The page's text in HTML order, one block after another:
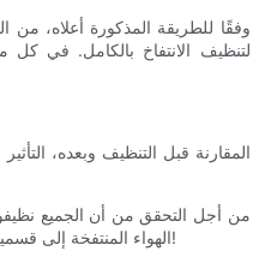
لتنظيف الانتفاخ بالكامل. في
المقارنة قبل التنظيف وبعده،
من أجل التحقق من أن الجميع
الهواء المنتفخة إلى قسمين، كما أن جزء النفخة نظيف تمامًا!